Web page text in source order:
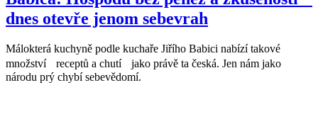
dnes otevře jenom sebevrah
Málokterá kuchyně podle kuchaře Jiřího Babici nabízí takové
množství receptů a chutí jako právě ta česká. Jen nám jako
národu prý chybí sebevědomí.